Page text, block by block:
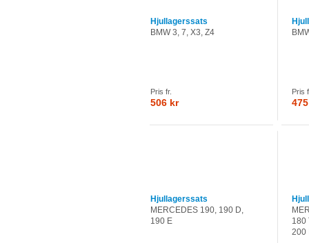
Hjullagerssats
BMW 3, 7, X3, Z4
Pris fr.
506 kr
Pris
Hjullagerssats
MERCEDES 190, 190 D,
190 E
180
200